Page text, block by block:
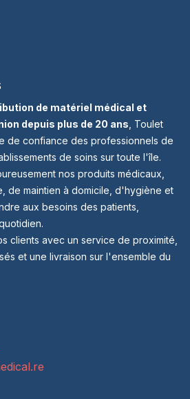
de matériel médical et
depuis plus de 20 ans , Toulet
de confiance des professionnels de
de soins sur toute l'île.
nos produits médicaux,
de maintien à domicile, d'hygiène et
aux besoins des patients,
clients avec un service de proximité,
et une livraison sur l'ensemble du